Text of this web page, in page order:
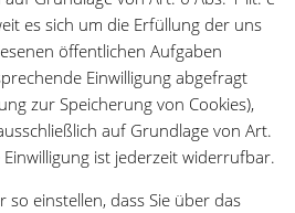
es sich um die Erfüllung der uns
öffentlichen Aufgaben
Einwilligung abgefragt
zur Speicherung von Cookies),
auf Grundlage von Art.
Einwilligung ist jederzeit widerrufbar.
so einstellen, dass Sie über das